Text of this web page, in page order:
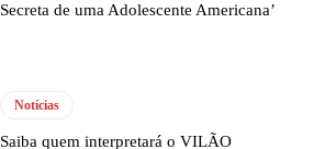
Secreta de uma Adolescente Americana’
Notícias
Saiba quem interpretará o VILÃO